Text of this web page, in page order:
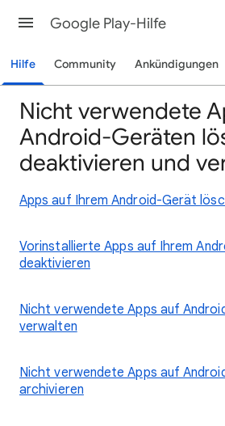
Google Play-Hilfe
Hilfe Community Ankündigungen
Nicht verwendete
Android-Geräten
deaktivieren und
Apps auf Ihrem Android-Gerät
Vorinstallierte Apps auf Ihrem
deaktivieren
Nicht verwendete Apps auf
verwalten
Nicht verwendete Apps auf
archivieren